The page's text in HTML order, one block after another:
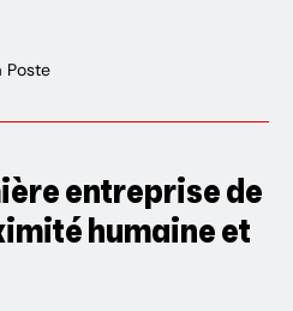
Poste
entreprise de
humaine et